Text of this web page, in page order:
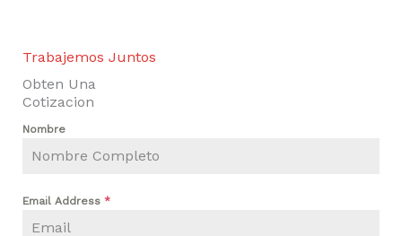
Trabajemos Juntos
Obten Una
Cotizacion
Nombre
Email Address *